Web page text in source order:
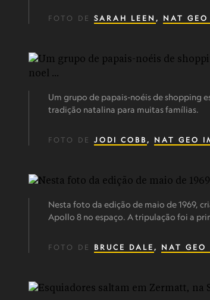
FOTO DE SARAH LEEN , NAT
Um grupo de papais-noéis de shopping
tradição natalina para muitas famílias.
FOTO DE JODI COBB , NAT GEO
Nesta foto da edição de maio de 1969,
Apollo 8 no espaço. A tripulação foi a
FOTO DE BRUCE DALE , NAT GEO